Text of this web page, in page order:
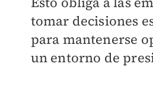
tomar decisiones
para mantenerse
un entorno de